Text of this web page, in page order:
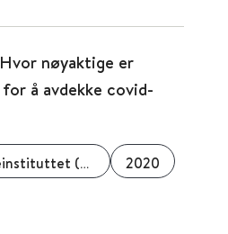
nøyaktige er
å avdekke covid-
Folkehelseinstituttet (FHI) 2020